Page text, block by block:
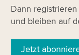
Dann
und bleiben auf
Jetzt